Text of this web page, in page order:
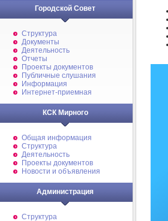
Городской Совет
Структура
Документы
Деятельность
Отчеты
Проекты документов
Публичные слушания
Информация
Интернет-приемная
КСК Мирного
Общая информация
Структура
Деятельность
Проекты документов
Новости и объявления
Администрация
Структура